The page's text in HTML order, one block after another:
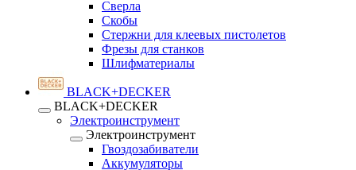
Сверла
Скобы
Стержни для клеевых пистолетов
Фрезы для станков
Шлифматериалы
BLACK+DECKER
BLACK+DECKER
Электроинструмент
Электроинструмент
Гвоздозабиватели
Аккумуляторы